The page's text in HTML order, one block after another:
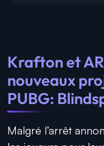
Krafton et
nouveaux
PUBG:
Malgré l’arrêt